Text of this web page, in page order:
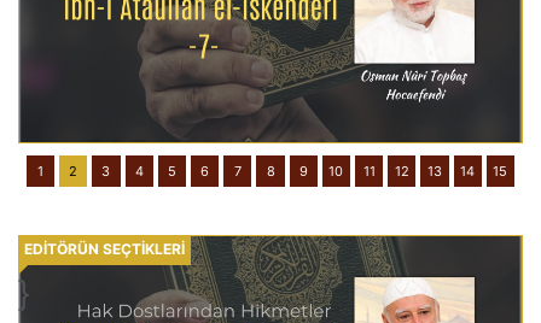
1 2 3 4 5 6 7 8 9 10 11 12 13 14 15
EDİTÖRÜN SEÇTİKLERİ
}